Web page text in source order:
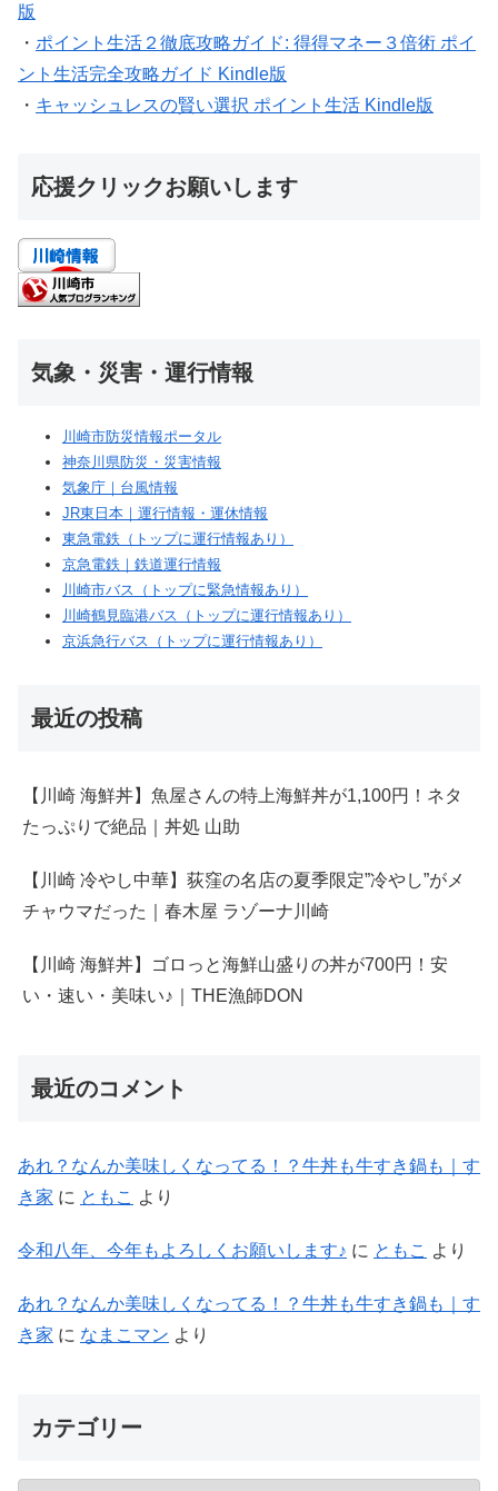
版
・ ポイント生活２徹底攻略ガイド: 得得マネー３倍術 ポイ
ント生活完全攻略ガイド Kindle版
・ キャッシュレスの賢い選択 ポイント生活 Kindle版
応援クリックお願いします
気象・災害・運行情報
川崎市防災情報ポータル
神奈川県防災・災害情報
気象庁｜台風情報
JR東日本｜運行情報・運休情報
東急電鉄（トップに運行情報あり）
京急電鉄｜鉄道運行情報
川崎市バス（トップに緊急情報あり）
川崎鶴見臨港バス（トップに運行情報あり）
京浜急行バス（トップに運行情報あり）
最近の投稿
【川崎 海鮮丼】魚屋さんの特上海鮮丼が1,100円！ネタ
たっぷりで絶品｜丼処 山助
【川崎 冷やし中華】荻窪の名店の夏季限定”冷やし”がメ
チャウマだった｜春木屋 ラゾーナ川崎
【川崎 海鮮丼】ゴロっと海鮮山盛りの丼が700円！安
い・速い・美味い♪｜THE漁師DON
最近のコメント
あれ？なんか美味しくなってる！？牛丼も牛すき鍋も｜す
き家 に ともこ より
令和八年、今年もよろしくお願いします♪ に ともこ より
あれ？なんか美味しくなってる！？牛丼も牛すき鍋も｜す
き家 に なまこマン より
カテゴリー